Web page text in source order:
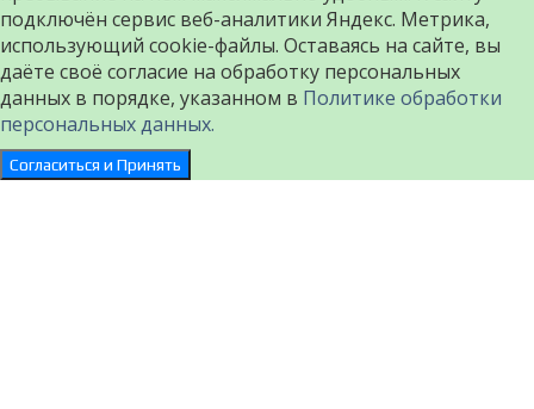
подключён сервис веб-аналитики Яндекс. Метрика,
использующий cookie-файлы. Оставаясь на сайте, вы
даёте своё согласие на обработку персональных
данных в порядке, указанном в Политике обработки
персональных данных.
Согласиться и Принять